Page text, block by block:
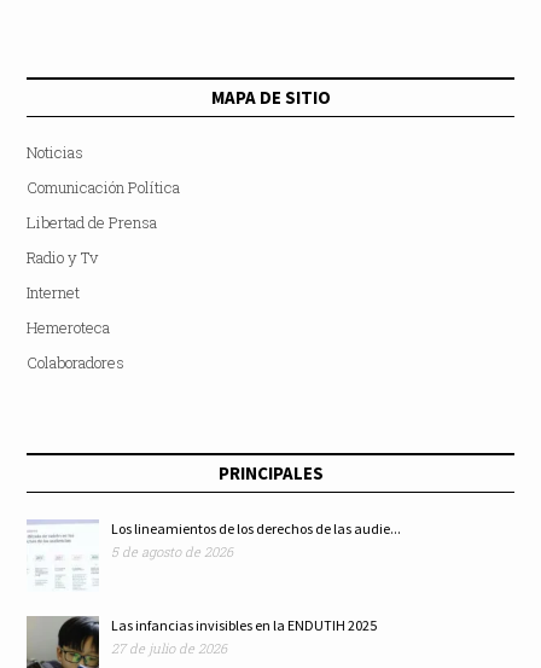
MAPA DE SITIO
Noticias
Comunicación Política
Libertad de Prensa
Radio y Tv
Internet
Hemeroteca
Colaboradores
PRINCIPALES
Los lineamientos de los derechos de las audie...
5 de agosto de 2026
Las infancias invisibles en la ENDUTIH 2025
27 de julio de 2026